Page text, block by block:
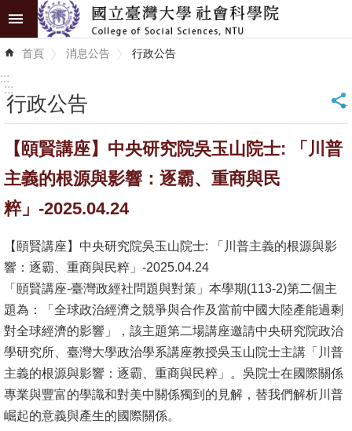
跳到主要內容區塊
進
階
識
學
術
單
位
研
究
消
息
公
首頁 消息公告 行政公告
:::
:::
行政公告 _
【頤賢講座】中央研究院吳玉山院士: 「川普
主義的根源與影響：逐霸、重商與民
粹」-2025.04.24
【頤賢講座】中央研究院吳玉山院士: 「川普主義的根源與影
響：逐霸、重商與民粹」-2025.04.24
「頤賢講座-臺灣政經社問題與對策」本學期(113-2)第二個主
題為：「全球政治經濟之競爭與合作及當前中國大陸產能過剩
對全球經濟的影響」，該主題第二場講座邀請中央研究院政治
學研究所、臺灣大學政治學系講座教授吳玉山院士主講「川普
主義的根源與影響：逐霸、重商與民粹」。吳院士在國際關係
專業與豐富的學識和對美中關係獨到的見解，替我們解析川普
崛起的意義與產生的國際關係。